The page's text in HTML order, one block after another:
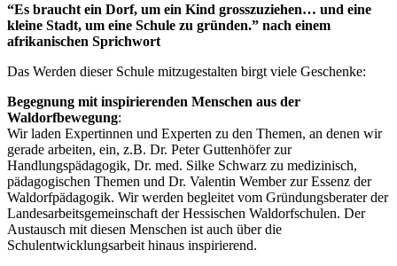
“Es braucht ein Dorf, um ein Kind grosszuziehen… und eine
kleine Stadt, um eine Schule zu gründen.” nach einem
afrikanischen Sprichwort
Das Werden dieser Schule mitzugestalten birgt viele Geschenke:
Begegnung mit inspirierenden Menschen aus der
Waldorfbewegung:
Wir laden Expertinnen und Experten zu den Themen, an denen wir
gerade arbeiten, ein, z.B. Dr. Peter Guttenhöfer zur
Handlungspädagogik, Dr. med. Silke Schwarz zu medizinisch,
pädagogischen Themen und Dr. Valentin Wember zur Essenz der
Waldorfpädagogik. Wir werden begleitet vom Gründungsberater der
Landesarbeitsgemeinschaft der Hessischen Waldorfschulen. Der
Austausch mit diesen Menschen ist auch über die
Schulentwicklungsarbeit hinaus inspirierend.